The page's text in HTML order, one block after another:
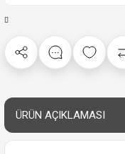
ÜRÜN AÇIKLAMASI